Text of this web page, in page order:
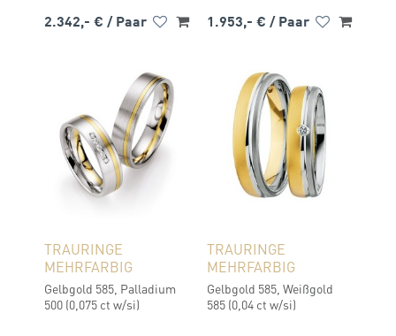
2.342,- € / Paar 1.953,- € / Paar
TRAURINGE
MEHRFARBIG
Gelbgold 585, Palladium
500 (0,075 ct w/si)
TRAURINGE
MEHRFARBIG
Gelbgold 585, Weißgold
585 (0,04 ct w/si)